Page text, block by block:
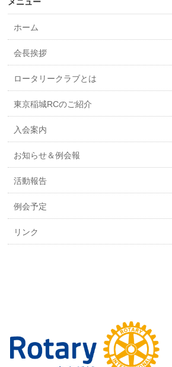
メニュー
ホーム
会長挨拶
ロータリークラブとは
東京稲城RCのご紹介
入会案内
お知らせ＆例会報
活動報告
例会予定
リンク